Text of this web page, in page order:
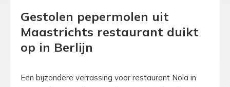
Gestolen pepermolen uit
Maastrichts restaurant duikt
op in Berlijn
Een bijzondere verrassing voor restaurant Nola in